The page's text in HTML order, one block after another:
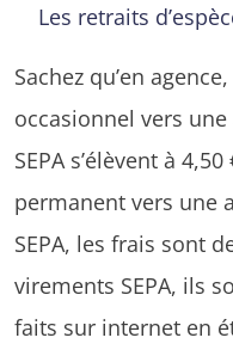
Les retraits
Sachez qu’en
occasionnel vers
SEPA s’élèvent à
permanent vers une
SEPA, les frais sont
virements SEPA, ils
faits sur internet en